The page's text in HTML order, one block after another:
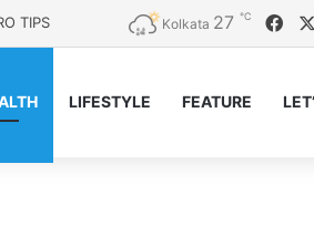
TIPS Kolkata 27 ℃
LIFESTYLE FEATURE